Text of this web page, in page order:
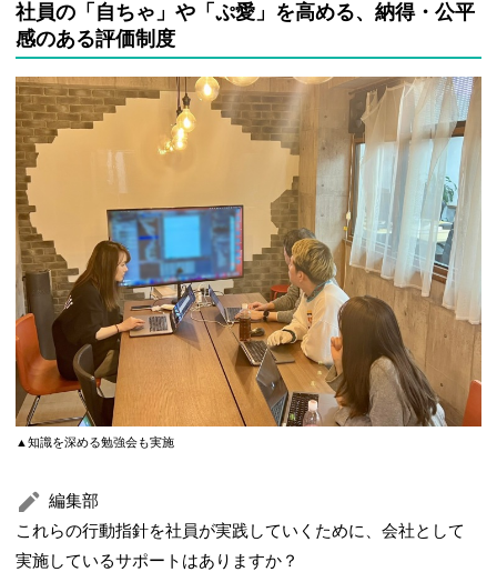
社員の「自ちゃ」や「ぷ愛」を高める、納得・公平
感のある評価制度
▲知識を深める勉強会も実施
編集部
これらの行動指針を社員が実践していくために、会社として
実施しているサポートはありますか？